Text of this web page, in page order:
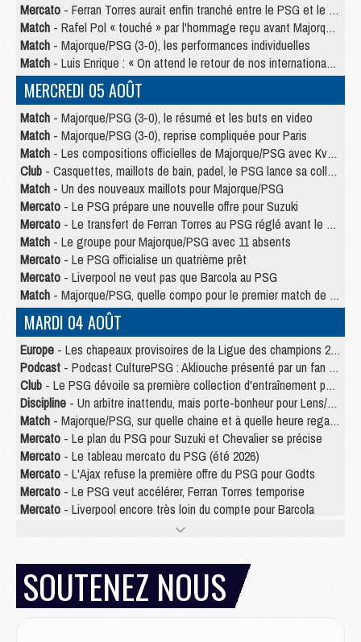
Mercato - Ferran Torres aurait enfin tranché entre le PSG et le Barça
Match - Rafel Pol « touché » par l'hommage reçu avant Majorque/PSG
Match - Majorque/PSG (3-0), les performances individuelles
Match - Luis Enrique : « On attend le retour de nos internationaux »
MERCREDI 05 AOÛT
Match - Majorque/PSG (3-0), le résumé et les buts en video
Match - Majorque/PSG (3-0), reprise compliquée pour Paris
Match - Les compositions officielles de Majorque/PSG avec Kvara et de nombreux jeunes
Club - Casquettes, maillots de bain, padel, le PSG lance sa collection été
Match - Un des nouveaux maillots pour Majorque/PSG
Mercato - Le PSG prépare une nouvelle offre pour Suzuki
Mercato - Le transfert de Ferran Torres au PSG réglé avant le 12 août ?
Match - Le groupe pour Majorque/PSG avec 11 absents
Mercato - Le PSG officialise un quatrième prêt
Mercato - Liverpool ne veut pas que Barcola au PSG
Match - Majorque/PSG, quelle compo pour le premier match de la saison 2026/27 ?
MARDI 04 AOÛT
Europe - Les chapeaux provisoires de la Ligue des champions 2026/27
Podcast - Podcast CulturePSG : Akliouche présenté par un fan de Monaco
Club - Le PSG dévoile sa première collection d'entraînement pour 2026/2027
Discipline - Un arbitre inattendu, mais porte-bonheur pour Lens/PSG
Match - Majorque/PSG, sur quelle chaine et à quelle heure regarder le match ?
Mercato - Le plan du PSG pour Suzuki et Chevalier se précise
Mercato - Le tableau mercato du PSG (été 2026)
Mercato - L'Ajax refuse la première offre du PSG pour Godts
Mercato - Le PSG veut accélérer, Ferran Torres temporise
Mercato - Liverpool encore très loin du compte pour Barcola
Match- Podcast CulturePSG : Mercato (Godts, Suzuki, Akliouche, Barcola, etc)
Mercato
- L'Ajax attend bien plus de 45M pour Mika Godts
Club- Quatre retours importants dans le groupe du PSG, et un plus discret
SOUTENEZ NOUS